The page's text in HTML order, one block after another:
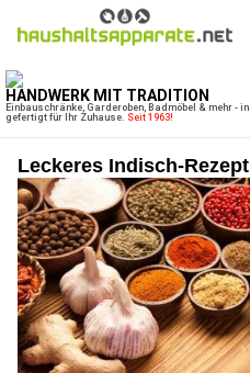
Leckeres Indisch-Rezept